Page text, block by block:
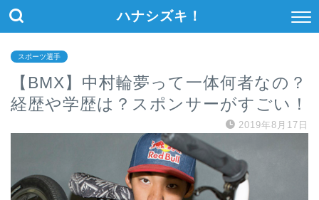
ハナシズキ！
スポーツ選手
【BMX】中村輪夢って一体何者なの？
経歴や学歴は？スポンサーがすごい！
2019年8月17日